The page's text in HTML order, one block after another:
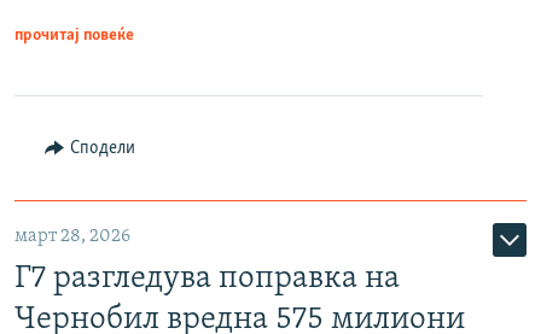
прочитај повеќе
Сподели
март 28, 2026
Г7 разгледува поправка на
Чернобил вредна 575 милиони